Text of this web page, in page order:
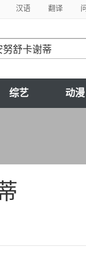
汉语 翻译
综艺 动漫